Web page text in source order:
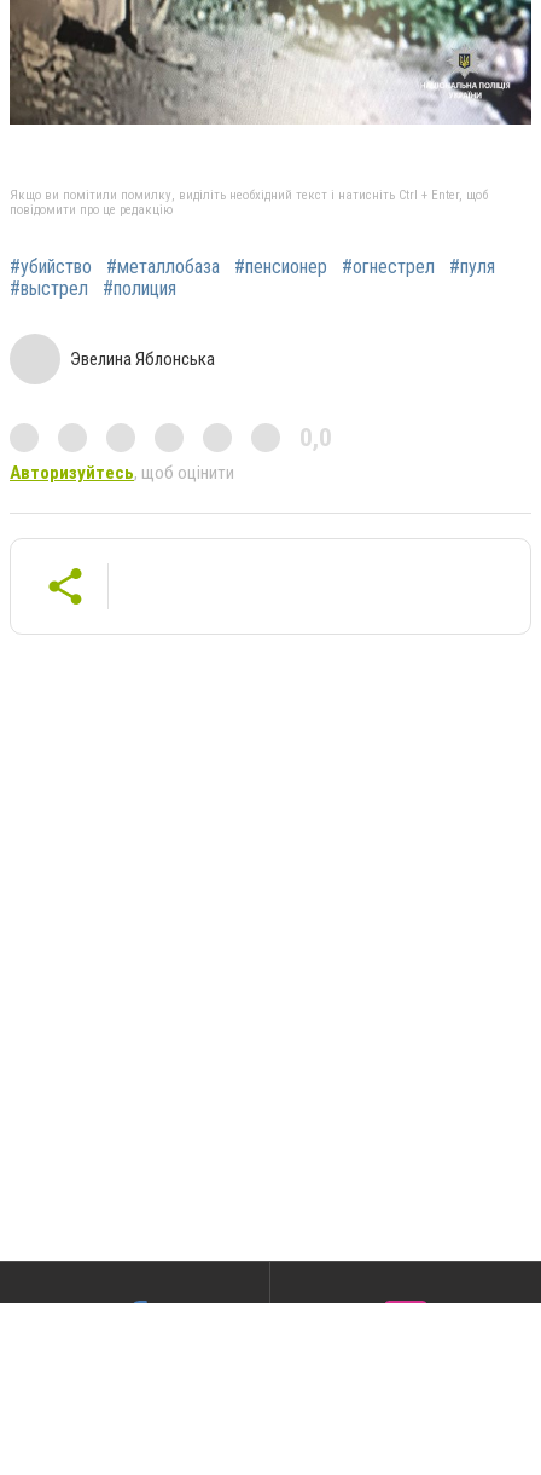
Якщо ви помітили помилку, виділіть необхідний текст і натисніть Ctrl + Enter, щоб
повідомити про це редакцію
#убийство #металлобаза #пенсионер #огнестрел
#пуля
#выстрел
#полиция
Эвелина Яблонська
0,0
Авторизуйтесь, щоб оцінити